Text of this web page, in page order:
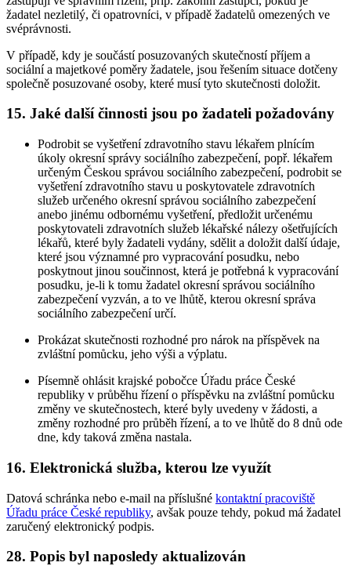
žadatel nezletilý, či opatrovníci, v případě žadatelů omezených ve
svéprávnosti.
V případě, kdy je součástí posuzovaných skutečností příjem a
sociální a majetkové poměry žadatele, jsou řešením situace dotčeny
společně posuzované osoby, které musí tyto skutečnosti doložit.
15. Jaké další činnosti jsou po žadateli požadovány
Podrobit se vyšetření zdravotního stavu lékařem plnícím
úkoly okresní správy sociálního zabezpečení, popř. lékařem
určeným Českou správou sociálního zabezpečení, podrobit se
vyšetření zdravotního stavu u poskytovatele zdravotních
služeb určeného okresní správou sociálního zabezpečení
anebo jinému odbornému vyšetření, předložit určenému
poskytovateli zdravotních služeb lékařské nálezy ošetřujících
lékařů, které byly žadateli vydány, sdělit a doložit další údaje,
které jsou významné pro vypracování posudku, nebo
poskytnout jinou součinnost, která je potřebná k vypracování
posudku, je-li k tomu žadatel okresní správou sociálního
zabezpečení vyzván, a to ve lhůtě, kterou okresní správa
sociálního zabezpečení určí.
Prokázat skutečnosti rozhodné pro nárok na příspěvek na
zvláštní pomůcku, jeho výši a výplatu.
Písemně ohlásit krajské pobočce Úřadu práce České
republiky v průběhu řízení o příspěvku na zvláštní pomůcku
změny ve skutečnostech, které byly uvedeny v žádosti, a
změny rozhodné pro průběh řízení, a to ve lhůtě do 8 dnů ode
dne, kdy taková změna nastala.
16. Elektronická služba, kterou lze využít
Datová schránka nebo e-mail na příslušné kontaktní pracoviště
Úřadu práce České republiky, avšak pouze tehdy, pokud má žadatel
zaručený elektronický podpis.
28. Popis byl naposledy aktualizován